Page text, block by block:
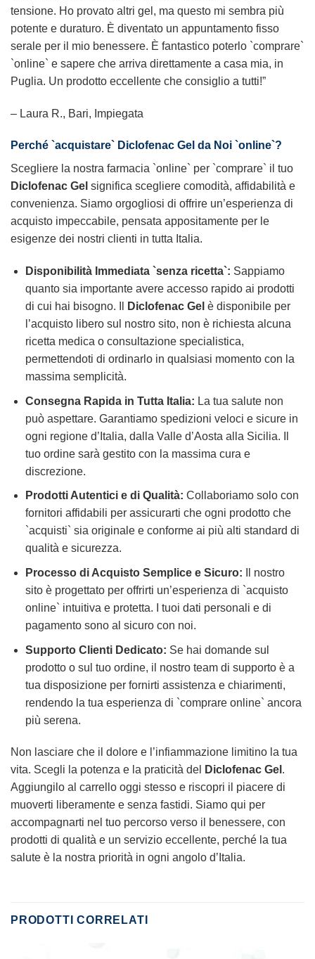
tensione. Ho provato altri gel, ma questo mi sembra più
potente e duraturo. È diventato un appuntamento fisso
serale per il mio benessere. È fantastico poterlo `comprare`
`online` e sapere che arriva direttamente a casa mia, in
Puglia. Un prodotto eccellente che consiglio a tutti!”
– Laura R., Bari, Impiegata
Perché `acquistare` Diclofenac Gel da Noi `online`?
Scegliere la nostra farmacia `online` per `comprare` il tuo
Diclofenac Gel significa scegliere comodità, affidabilità e
convenienza. Siamo orgogliosi di offrire un’esperienza di
acquisto impeccabile, pensata appositamente per le
esigenze dei nostri clienti in tutta Italia.
Disponibilità Immediata `senza ricetta`: Sappiamo
quanto sia importante avere accesso rapido ai prodotti
di cui hai bisogno. Il
Diclofenac Gel è disponibile per
l’acquisto libero sul nostro sito, non è richiesta alcuna
ricetta medica o consultazione specialistica,
permettendoti di ordinarlo in qualsiasi momento con la
massima semplicità.
Consegna Rapida in Tutta Italia: La tua salute non
può aspettare. Garantiamo spedizioni veloci e sicure in
ogni regione d’Italia, dalla Valle d’Aosta alla Sicilia. Il
tuo ordine sarà gestito con la massima cura e
discrezione.
Prodotti Autentici e di Qualità: Collaboriamo solo con
fornitori affidabili per assicurarti che ogni prodotto che
`acquisti` sia originale e conforme ai più alti standard di
qualità e sicurezza.
Processo di Acquisto Semplice e Sicuro: Il nostro
sito è progettato per offrirti un’esperienza di `acquisto
online` intuitiva e protetta. I tuoi dati personali e di
pagamento sono al sicuro con noi.
Supporto Clienti Dedicato: Se hai domande sul
prodotto o sul tuo ordine, il nostro team di supporto è a
tua disposizione per fornirti assistenza e chiarimenti,
rendendo la tua esperienza di `comprare online` ancora
più serena.
Non lasciare che il dolore e l’infiammazione limitino la tua
vita. Scegli la potenza e la praticità del
Diclofenac Gel .
Aggiungilo al carrello oggi stesso e riscopri il piacere di
muoverti liberamente e senza fastidi. Siamo qui per
accompagnarti nel tuo percorso verso il benessere, con
prodotti di qualità e un servizio eccellente, perché la tua
salute è la nostra priorità in ogni angolo d’Italia.
PRODOTTI CORRELATI